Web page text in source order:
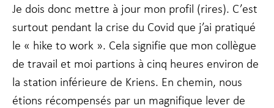
Je dois donc mettre à jour mon profil (rires). C’est
surtout pendant la crise du Covid que j’ai pratiqué
le « hike to work ». Cela signifie que mon collègue
de travail et moi partions à cinq heures environ de
la station inférieure de Kriens. En chemin, nous
étions récompensés par un magnifique lever de